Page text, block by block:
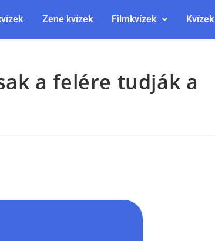
Zene kvízek Filmkvízek Kvízek
a felére tudják a